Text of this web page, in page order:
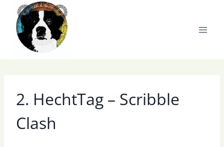
Inhalt
springen
2. HechtTag – Scribble
Clash